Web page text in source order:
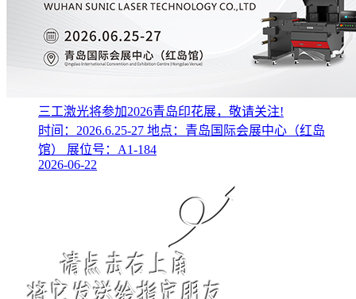
三工激光将参加2026青岛印花展，敬请关注!
时间：2026.6.25-27 地点：青岛国际会展中心（红岛
馆） 展位号：A1-184
2026-06-22